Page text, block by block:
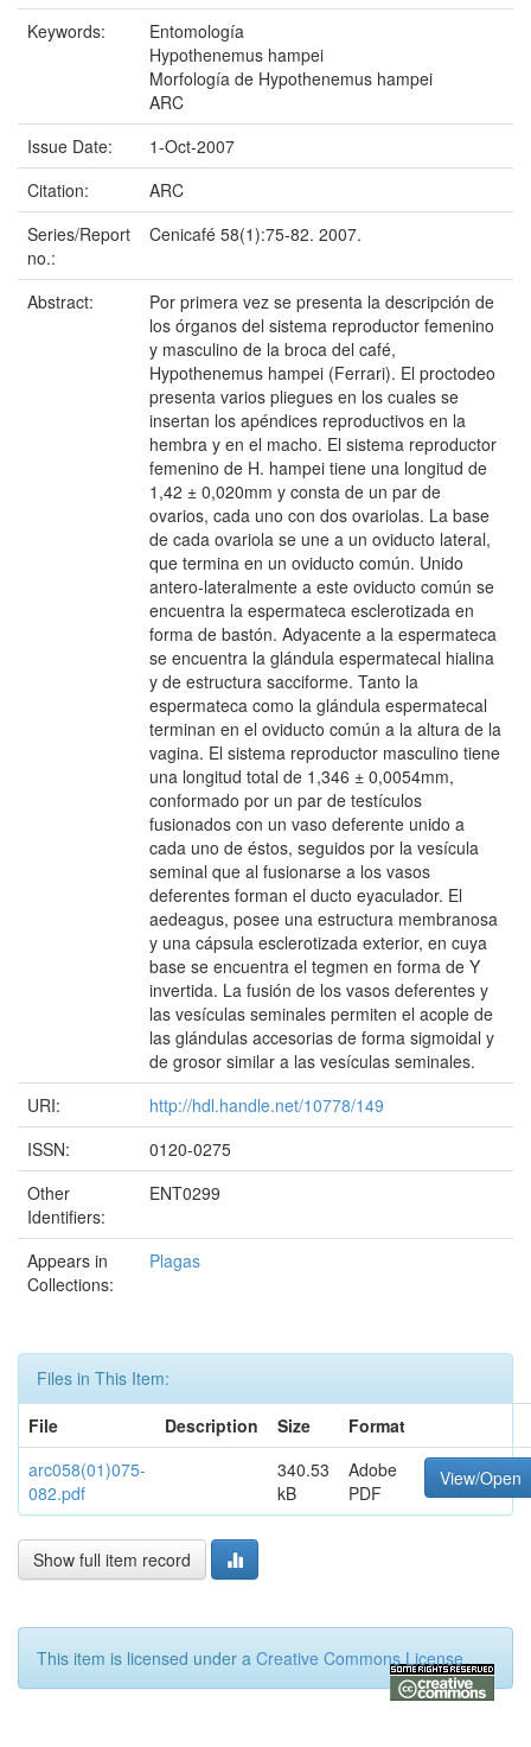
Keywords:
Entomología
Hypothenemus hampei
Morfología de Hypothenemus hampei
ARC
Issue Date:
1-Oct-2007
Citation:
ARC
Series/Report
no.:
Cenicafé 58(1):75-82. 2007.
Abstract:
Por primera vez se presenta la descripción de
los órganos del sistema reproductor femenino
y masculino de la broca del café,
Hypothenemus hampei (Ferrari). El proctodeo
presenta varios pliegues en los cuales se
insertan los apéndices reproductivos en la
hembra y en el macho. El sistema reproductor
femenino de H. hampei tiene una longitud de
1,42 ± 0,020mm y consta de un par de
ovarios, cada uno con dos ovariolas. La base
de cada ovariola se une a un oviducto lateral,
que termina en un oviducto común. Unido
antero-lateralmente a este oviducto común se
encuentra la espermateca esclerotizada en
forma de bastón. Adyacente a la espermateca
se encuentra la glándula espermatecal hialina
y de estructura sacciforme. Tanto la
espermateca como la glándula espermatecal
terminan en el oviducto común a la altura de la
vagina. El sistema reproductor masculino tiene
una longitud total de 1,346 ± 0,0054mm,
conformado por un par de testículos
fusionados con un vaso deferente unido a
cada uno de éstos, seguidos por la vesícula
seminal que al fusionarse a los vasos
deferentes forman el ducto eyaculador. El
aedeagus, posee una estructura membranosa
y una cápsula esclerotizada exterior, en cuya
base se encuentra el tegmen en forma de Y
invertida. La fusión de los vasos deferentes y
las vesículas seminales permiten el acople de
las glándulas accesorias de forma sigmoidal y
de grosor similar a las vesículas seminales.
URI:
http://hdl.handle.net/10778/149
ISSN:
0120-0275
Other
Identifiers:
ENT0299
Appears in
Collections:
Plagas
Files in This Item:
File
Description Size
Format
arc058(01)075-
082.pdf
340.53
kB
Adobe
PDF
View/Open
Show full item record
This item is licensed under a Creative Commons License